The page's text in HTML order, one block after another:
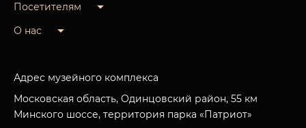
Посетителям
О нас
Адрес музейного комплекса
Московская область, Одинцовский район, 55 км
Минского шоссе, территория парка «Патриот»